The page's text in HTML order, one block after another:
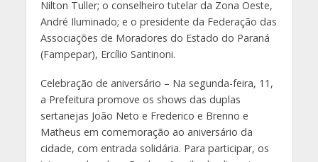
Nilton Tuller; o conselheiro tutelar da Zona Oeste,
André Iluminado; e o presidente da Federação das
Associações de Moradores do Estado do Paraná
(Fampepar), Ercílio Santinoni.
Celebração de aniversário – Na segunda-feira, 11,
a Prefeitura promove os shows das duplas
sertanejas João Neto e Frederico e Brenno e
Matheus em comemoração ao aniversário da
cidade, com entrada solidária. Para participar, os